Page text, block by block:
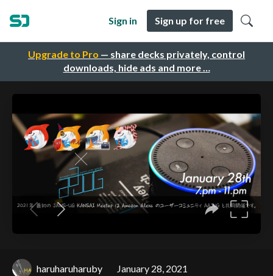
Upgrade to Pro — share decks privately, control
downloads, hide ads and more …
Sign in Sign up for free
haruharuharuby January 28, 2021